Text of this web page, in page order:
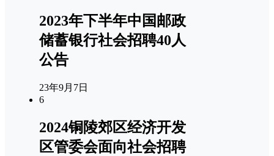
2023年下半年中国邮政
储蓄银行社会招聘40人
公告
23年9月7日
6
2024铜陵郊区经济开发
区管委会面向社会招聘